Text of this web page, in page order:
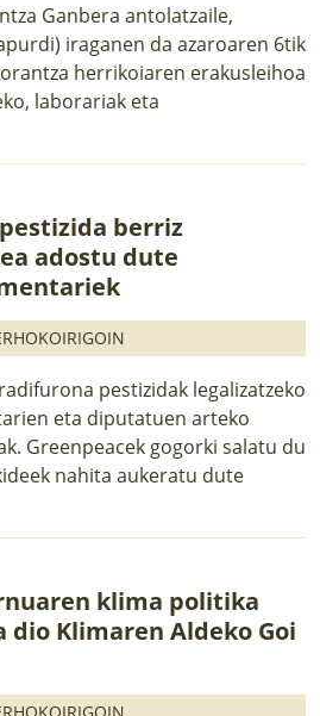
Ganbera antolatzaile,
iraganen da azaroaren 6tik
herrikoiaren erakusleihoa
laborariak eta
berriz
adostu dute
pestizidak legalizatzeko
eta diputatuen arteko
Greenpeacek gogorki salatu du
nahita aukeratu dute
klima politika
dio Klimaren Aldeko Goi